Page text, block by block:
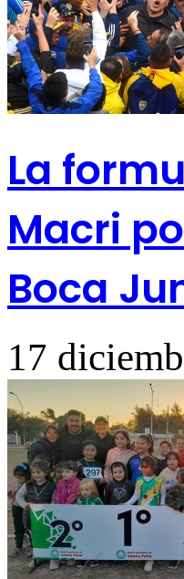
La
Macri
Boca
17